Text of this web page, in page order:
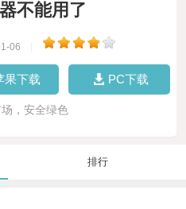
不能用了
06
果下载 PC下载
，安全绿色
排行